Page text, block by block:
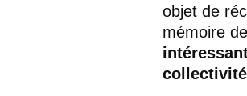
objet de
mémoire